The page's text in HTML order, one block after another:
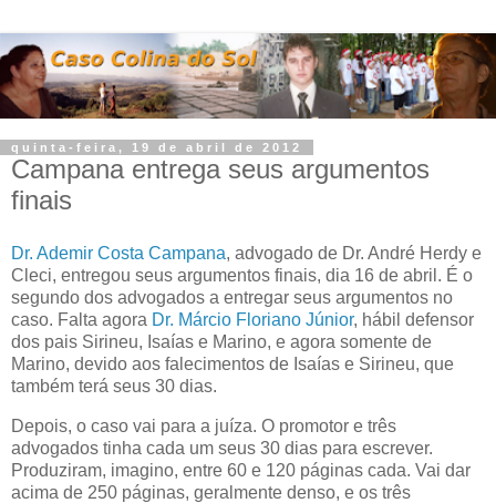
quinta-feira, 19 de abril de 2012
Campana entrega seus argumentos
finais
Dr. Ademir Costa Campana, advogado de Dr. André Herdy e
Cleci, entregou seus argumentos finais, dia 16 de abril. É o
segundo dos advogados a entregar seus argumentos no
caso. Falta agora Dr. Márcio Floriano Júnior, hábil defensor
dos pais Sirineu, Isaías e Marino, e agora somente de
Marino, devido aos falecimentos de Isaías e Sirineu, que
também terá seus 30 dias.
Depois, o caso vai para a juíza. O promotor e três
advogados tinha cada um seus 30 dias para escrever.
Produziram, imagino, entre 60 e 120 páginas cada. Vai dar
acima de 250 páginas, geralmente denso, e os três